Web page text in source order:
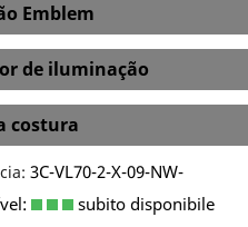
Emblem
de iluminação
costura
3C-VL70-2-X-09-NW-
subito disponibile